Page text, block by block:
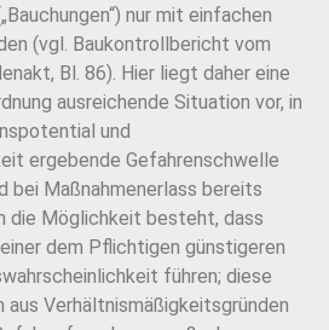
nur mit einfachen
(vgl. Baukontrollbericht vom
Bl. 86). Hier liegt daher eine
ausreichende Situation vor, in
und
ergebende Gefahrenschwelle
bei Maßnahmenerlass bereits
die Möglichkeit besteht, dass
dem Pflichtigen günstigeren
führen; diese
aus Verhältnismäßigkeitsgründen